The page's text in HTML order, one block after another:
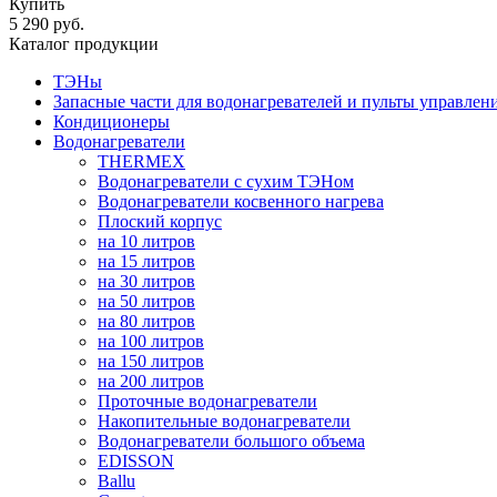
5 290 руб.
Каталог продукции
ТЭНы
Запасные части для водонагревателей и пульты
Кондиционеры
Водонагреватели
THERMEX
Водонагреватели с сухим ТЭНом
Водонагреватели косвенного нагрева
Плоский корпус
на 10 литров
на 15 литров
на 30 литров
на 50 литров
на 80 литров
на 100 литров
на 150 литров
на 200 литров
Проточные водонагреватели
Накопительные водонагреватели
Водонагреватели большого объема
EDISSON
Ballu